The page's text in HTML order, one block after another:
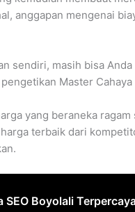
anggapan mengenai
sendiri, masih bisa
Master
yang beraneka
terbaik dari
SEO Boyolali